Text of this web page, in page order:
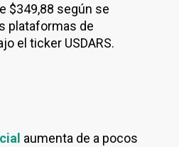
$349,88 según se
plataformas de
el ticker USDARS.
aumenta de a pocos